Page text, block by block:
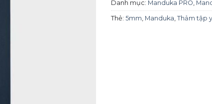
Danh mục: Manduka PRO
Thẻ: 5mm Manduka Thảm tập